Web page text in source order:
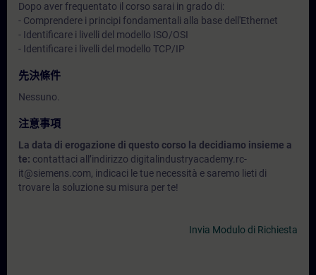
Dopo aver frequentato il corso sarai in grado di:
- Comprendere i principi fondamentali alla base dell'Ethernet
- Identificare i livelli del modello ISO/OSI
- Identificare i livelli del modello TCP/IP
先決條件
Nessuno.
注意事項
La data di erogazione di questo corso la decidiamo insieme a
te: contattaci all’indirizzo digitalindustryacademy.rc-
it@siemens.com, indicaci le tue necessità e saremo lieti di
trovare la soluzione su misura per te!
Invia Modulo di Richiesta